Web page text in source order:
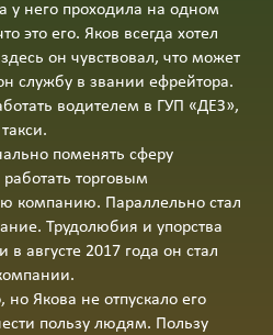
у него проходила на одном
это его. Яков всегда хотел
он чувствовал, что может
службу в звании ефрейтора.
водителем в ГУП «ДЕЗ»,
поменять сферу
торговым
компанию. Параллельно стал
Трудолюбия и упорства
августе 2017 года он стал
Якова не отпускало его
пользу людям. Пользу